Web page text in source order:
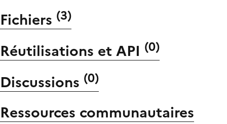
Fichiers (3)
Réutilisations et API (0)
Discussions (0)
Ressources communautaires